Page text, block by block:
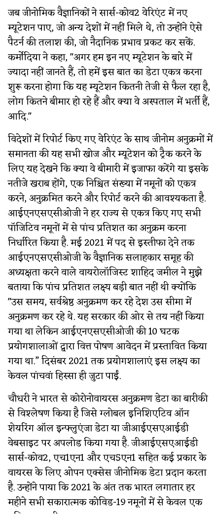
जब जीनोमिक वैज्ञानिकों ने सार्स-कोव2 वेरिएंट में नए
म्यूटेशन पाए, जो अन्य देशों में नहीं मिले थे, तो उन्होंने ऐसे
पैटर्न की तलाश की, जो नैदानिक प्रभाव प्रकट कर सकें.
कर्मोदिया ने कहा, "अगर हम इन नए म्यूटेशन के बारे में
ज्यादा नहीं जानते हैं, तो हमें इस बात का डेटा एकत्र करना
शुरू करना होगा कि यह म्यूटेशन कितनी तेजी से फैल रहा है,
लोग कितने बीमार हो रहे हैं और क्या वे अस्पताल में भर्ती हैं,
आदि."
​विदेशों में रिपोर्ट किए गए वेरिएंट के साथ जीनोम अनुक्रमों में
समानता की यह सभी खोज और म्यूटेशन को ट्रैक करने के
लिए यह देखने कि क्या वे बीमारी में इजाफा करेंगे या इसके
नतीजे खराब होंगे, एक निश्चित संख्या में नमूनों को एकत्र
करने, अनुक्रमित करने और रिपोर्ट करने की आवश्यकता है.
आईएनएसएसीओजी ने हर राज्य से एकत्र किए गए सभी
पॉजिटिव नमूनों में से पांच प्रतिशत का अनुक्रम करना
निर्धारित किया है. मई 2021 में पद से इस्तीफा देने तक
आईएनएसएसीओजी के वैज्ञानिक सलाहकार समूह की
अध्यक्षता करने वाले वायरोलॉजिस्ट शाहिद जमील ने मुझे
बताया कि पांच प्रतिशत लक्ष्य बड़ी बात नहीं थी क्योंकि
"उस समय, सर्वश्रेष्ठ अनुक्रमण कर रहे देश उस सीमा में
अनुक्रमण कर रहे थे. यह सरकार की ओर से तय नहीं किया
गया था लेकिन आईएनएसएसीओजी की 10 घटक
प्रयोगशालाओं द्वारा वित्त पोषण आवेदन में प्रस्तावित किया
गया था.” दिसंबर 2021 तक प्रयोगशालाएं इस लक्ष्य का
केवल पांचवां हिस्सा ही जुटा पाईं.
चौधरी ने भारत से कोरोनोवायरस अनुक्रमण डेटा का बारीकी
से विश्लेषण किया है जिसे ग्लोबल इनिशिएटिव ऑन
शेयरिंग ऑल इन्फ्लुएंजा डेटा या जीआईएसएआईडी
वेबसाइट पर अपलोड किया गया है. जीआईएसएआईडी
सार्स-कोव2, एच1एन1 और एच5एन1 सहित कई प्रकार के
वायरस के लिए ओपन एक्सेस जीनोमिक डेटा प्रदान करता
है. उन्होंने पाया कि 2021 के अंत तक भारत लगातार हर
महीने सभी सकारात्मक कोविड-19 नमूनों में से केवल एक